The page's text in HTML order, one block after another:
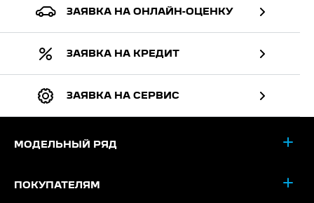
ЗАЯВКА НА ОНЛАЙН-ОЦЕНКУ
ЗАЯВКА НА КРЕДИТ
ЗАЯВКА НА СЕРВИС
МОДЕЛЬНЫЙ РЯД
ПОКУПАТЕЛЯМ